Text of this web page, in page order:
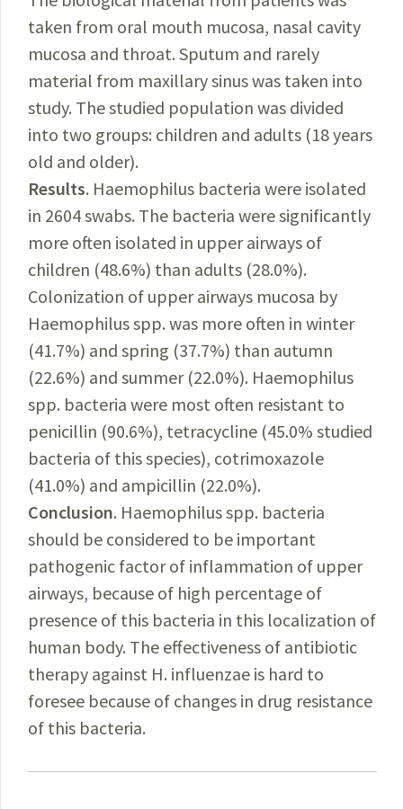
taken from oral mouth mucosa, nasal cavity
mucosa and throat. Sputum and rarely
material from maxillary sinus was taken into
study. The studied population was divided
into two groups: children and adults (18 years
old and older).
Results. Haemophilus bacteria were isolated
in 2604 swabs. The bacteria were significantly
more often isolated in upper airways of
children (48.6%) than adults (28.0%).
Colonization of upper airways mucosa by
Haemophilus spp. was more often in winter
(41.7%) and spring (37.7%) than autumn
(22.6%) and summer (22.0%). Haemophilus
spp. bacteria were most often resistant to
penicillin (90.6%), tetracycline (45.0% studied
bacteria of this species), cotrimoxazole
(41.0%) and ampicillin (22.0%).
Conclusion. Haemophilus spp. bacteria
should be considered to be important
pathogenic factor of inflammation of upper
airways, because of high percentage of
presence of this bacteria in this localization of
human body. The effectiveness of antibiotic
therapy against H. influenzae is hard to
foresee because of changes in drug resistance
of this bacteria.